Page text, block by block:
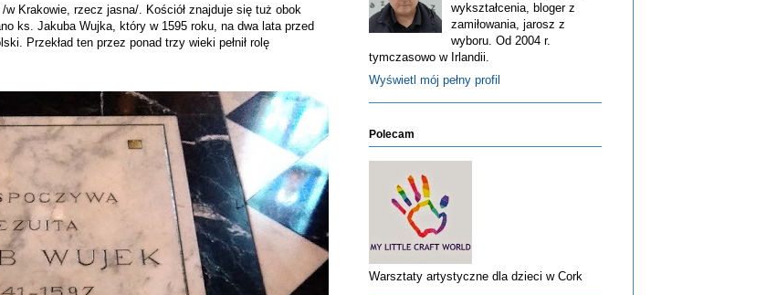
Krakowie, rzecz jasna/. Kościół znajduje się tuż obok
ks. Jakuba Wujka, który w 1595 roku, na dwa lata przed
Przekład ten przez ponad trzy wieki pełnił rolę
wykształcenia, bloger z
zamiłowania, jarosz z
wyboru. Od 2004 r.
tymczasowo w Irlandii.
Wyświetl mój pełny profil
Polecam
Warsztaty artystyczne dla dzieci w Cork